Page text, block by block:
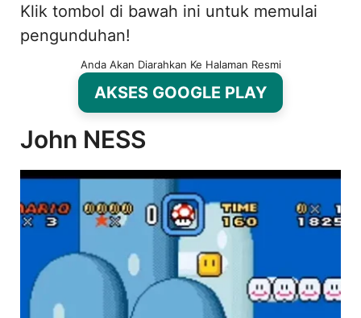
Klik tombol di bawah ini untuk memulai
pengunduhan!
Anda Akan Diarahkan Ke Halaman Resmi
AKSES GOOGLE PLAY
John NESS